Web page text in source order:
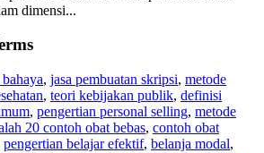
dimensi...
, jasa pembuatan skripsi, metode
, teori kebijakan publik, definisi
, pengertian personal selling, metode
20 contoh obat bebas, contoh obat
pengertian belajar efektif, belanja modal,